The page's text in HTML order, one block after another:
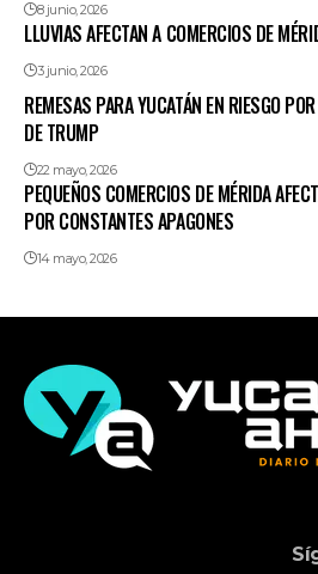
8 junio, 2026
LLUVIAS AFECTAN A COMERCIOS DE
3 junio, 2026
REMESAS PARA YUCATÁN EN RIESGO
DE TRUMP
22 mayo, 2026
PEQUEÑOS COMERCIOS DE MÉRIDA
POR CONSTANTES APAGONES
14 mayo, 2026